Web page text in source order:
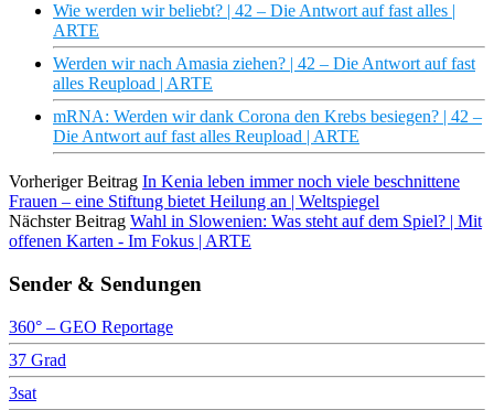
Wie werden wir beliebt? | 42 – Die Antwort auf fast alles |
ARTE
Werden wir nach Amasia ziehen? | 42 – Die Antwort auf fast
alles Reupload | ARTE
mRNA: Werden wir dank Corona den Krebs besiegen? | 42 –
Die Antwort auf fast alles Reupload | ARTE
Vorheriger Beitrag In Kenia leben immer noch viele beschnittene
Frauen – eine Stiftung bietet Heilung an | Weltspiegel
Nächster Beitrag Wahl in Slowenien: Was steht auf dem Spiel? | Mit
offenen Karten - Im Fokus | ARTE
Sender & Sendungen
360° – GEO Reportage
37 Grad
3sat